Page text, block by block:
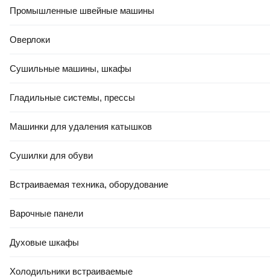
Промышленные швейные машины
Оверлоки
Сушильные машины, шкафы
Гладильные системы, прессы
Машинки для удаления катышков
Сушилки для обуви
Встраиваемая техника, оборудование
Варочные панели
Духовые шкафы
Холодильники встраиваемые